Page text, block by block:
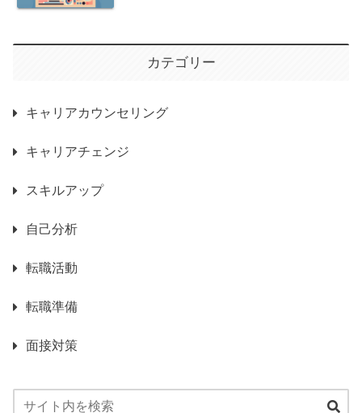
カテゴリー
キャリアカウンセリング
キャリアチェンジ
スキルアップ
自己分析
転職活動
転職準備
面接対策